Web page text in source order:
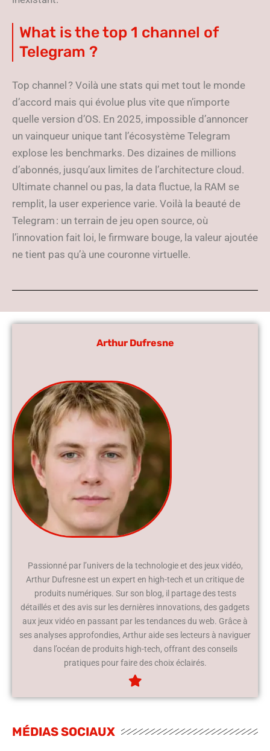
What is the top 1 channel of
Telegram ?
Top channel ? Voilà une stats qui met tout le monde
d’accord mais qui évolue plus vite que n’importe
quelle version d’OS. En 2025, impossible d’annoncer
un vainqueur unique tant l’écosystème Telegram
explose les benchmarks. Des dizaines de millions
d’abonnés, jusqu’aux limites de l’architecture cloud.
Ultimate channel ou pas, la data fluctue, la RAM se
remplit, la user experience varie. Voilà la beauté de
Telegram : un terrain de jeu open source, où
l’innovation fait loi, le firmware bouge, la valeur ajoutée
ne tient pas qu’à une couronne virtuelle.
Arthur Dufresne
Passionné par l’univers de la technologie et des jeux vidéo,
Arthur Dufresne est un expert en high-tech et un critique de
produits numériques. Sur son blog, il partage des tests
détaillés et des avis sur les dernières innovations, des gadgets
aux jeux vidéo en passant par les tendances du web. Grâce à
ses analyses approfondies, Arthur aide ses lecteurs à naviguer
dans l’océan de produits high-tech, offrant des conseils
pratiques pour faire des choix éclairés.
MÉDIAS SOCIAUX